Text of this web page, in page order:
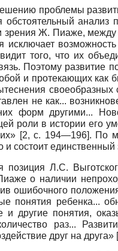
проблемы
анализ
зрения Ж. Пиаже, между
исключает
того, что их
Поэтому развитие
и протекающих как
не как...
форм другими...
роли в истории его
[2, с. 194—196]. По
и состоит
позиция Л.С.
о наличии
ошибочного
понятия ребенка...
и другие понятия,
раз...
друг на